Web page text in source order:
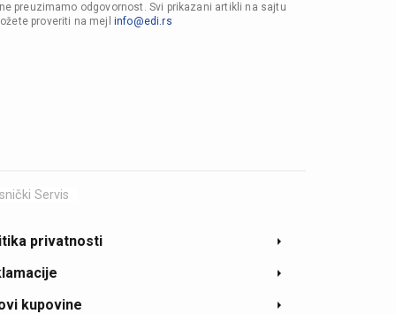
preuzimamo odgovornost. Svi prikazani artikli na sajtu
proveriti na mejl info@edi.rs
Servis
privatnosti
kupovine